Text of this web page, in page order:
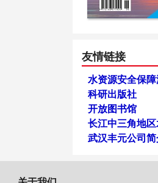
友情链接
水资源安全保
科研出版社
开放图书馆
长江中三角地
武汉丰元公司